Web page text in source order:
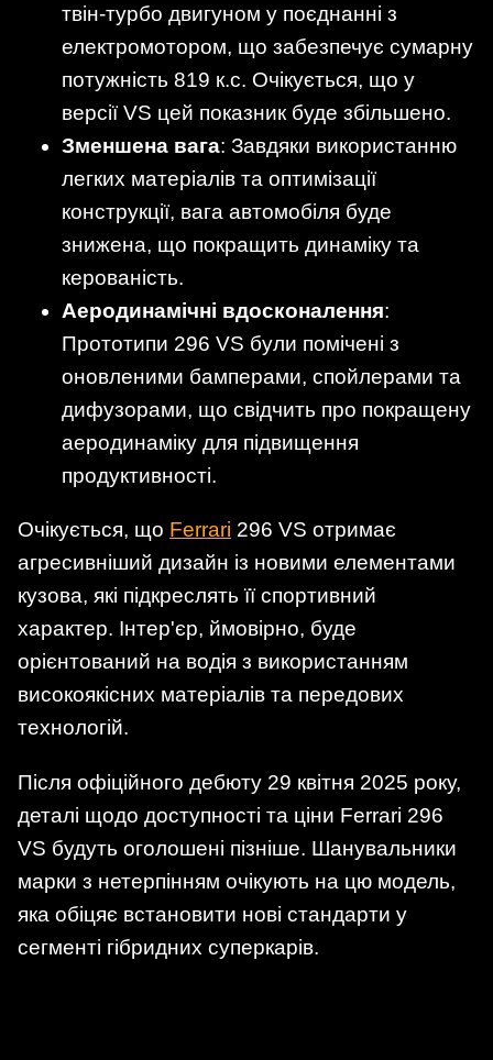
твін-турбо двигуном у поєднанні з
електромотором, що забезпечує сумарну
потужність 819 к.с. Очікується, що у
версії VS цей показник буде збільшено.
Зменшена вага: Завдяки використанню
легких матеріалів та оптимізації
конструкції, вага автомобіля буде
знижена, що покращить динаміку та
керованість.
Аеродинамічні вдосконалення:
Прототипи 296 VS були помічені з
оновленими бамперами, спойлерами та
дифузорами, що свідчить про покращену
аеродинаміку для підвищення
продуктивності.
Очікується, що Ferrari 296 VS отримає
агресивніший дизайн із новими елементами
кузова, які підкреслять її спортивний
характер. Інтер'єр, ймовірно, буде
орієнтований на водія з використанням
високоякісних матеріалів та передових
технологій.
Після офіційного дебюту 29 квітня 2025 року,
деталі щодо доступності та ціни Ferrari 296
VS будуть оголошені пізніше. Шанувальники
марки з нетерпінням очікують на цю модель,
яка обіцяє встановити нові стандарти у
сегменті гібридних суперкарів.